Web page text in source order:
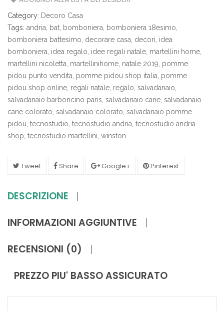
Category: Decoro Casa
Tags: andria bat bomboniera bomboniera 18esimo
bomboniera battesimo decorare casa decori idea
bomboniera idea regalo idee regali natale martellini home
martellini nicoletta martellinihome natale 2019 pomme
pidou punto vendita pomme pidou shop italia pomme
pidou shop online regali natale regalo salvadanaio
salvadanaio barboncino paris salvadanaio cane salvadanaio
cane colorato salvadanaio colorato salvadanaio pomme
pidou tecnostudio tecnostudio andria tecnostudio andria
shop tecnostudio martellini winston
Tweet Share Google+ Pinterest
DESCRIZIONE
INFORMAZIONI AGGIUNTIVE
RECENSIONI (0)
PREZZO PIU' BASSO ASSICURATO